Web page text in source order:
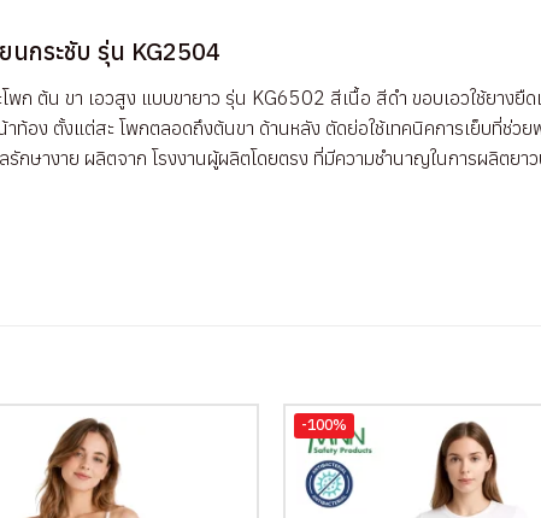
นกระชับ รุ่น KG2504
ต้น ขา เอวสูง แบบขายาว รุ่น KG6502 สีเนื้อ สีดำ ขอบเอวใช้ยางยื
าท้อง ตั้งแต่สะ โพกตลอดถึงต้นขา ด้านหลัง ตัดย่อใช้เทคนิคการเย็บที่
กษางาย ผลิตจาก โรงงานผู้ผลิตโดยตรง ที่มีความชำนาญในการผลิตยา
-100%